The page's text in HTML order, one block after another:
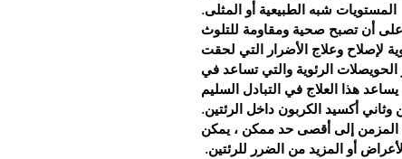
المستويات شبه الطبيعية أو المثلى.
على أن تصبح صحية ومقاومة للتلوث
لإصلاح وعلاج الأضرار التي لحقت
الحويصلات الرئوية والتي تساعد في
يساعد هذا العلاج في التبادل السليم
وثاني أكسيد الكربون داخل الرئتين.
المزمن إلى أقصى حد ممكن ، يمكن
أو المزيد من الضرر للرئتين.